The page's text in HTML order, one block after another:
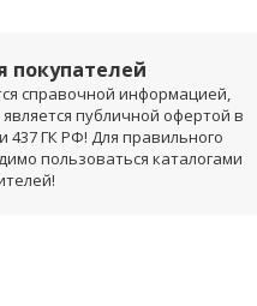
справочной информацией,
публичной офертой в
437 ГК РФ! Для правильного
пользоваться каталогами